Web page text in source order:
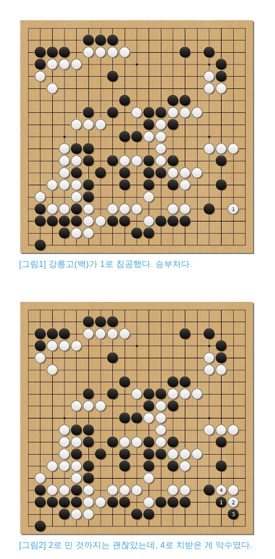
[그림1] 강릉고(백)가 1로 침공했다. 승부처다.
[그림2] 2로 민 것까지는 괜찮았는데, 4로 치받은 게 악수였다.